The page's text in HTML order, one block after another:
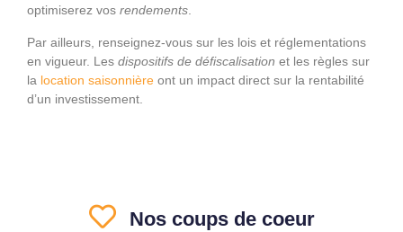
optimiserez vos rendements
Par ailleurs, renseignez-vous sur les lois et réglementations
en vigueur. Les dispositifs de défiscalisation et les règles sur
la location saisonnière ont un impact direct sur la rentabilité
d’un investissement.
Nos coups de coeur